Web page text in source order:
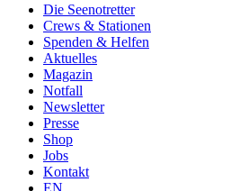
Die Seenotretter
Crews & Stationen
Spenden & Helfen
Aktuelles
Magazin
Notfall
Newsletter
Presse
Shop
Jobs
Kontakt
EN